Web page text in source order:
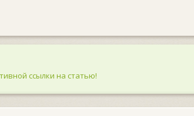
ссылки на статью!